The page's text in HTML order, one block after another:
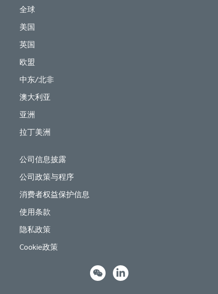
全球
美国
英国
欧盟
中东/北非
澳大利亚
亚洲
拉丁美洲
公司信息披露
公司政策与程序
消费者权益保护信息
使用条款
隐私政策
Cookie政策